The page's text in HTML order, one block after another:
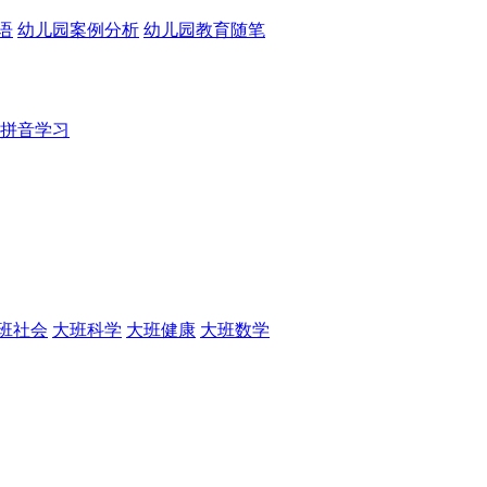
幼儿园案例分析 幼儿园教育随笔
拼音学习
社会 大班科学 大班健康 大班数学